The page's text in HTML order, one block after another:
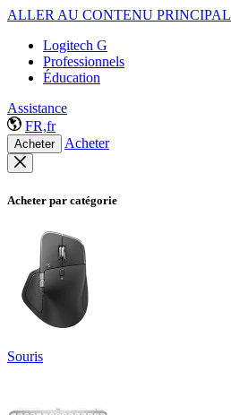
ALLER AU CONTENU PRINCIPAL
Logitech G
Professionnels
Éducation
Assistance
FR,fr
Acheter Acheter
Acheter par catégorie
Souris